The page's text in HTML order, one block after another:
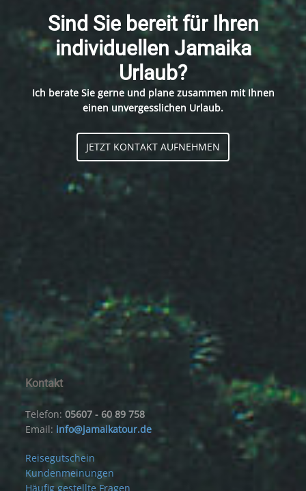
Sind Sie bereit für Ihren
individuellen Jamaika
Urlaub?
Ich berate Sie gerne und plane zusammen mit Ihnen
einen unvergesslichen Urlaub.
JETZT KONTAKT AUFNEHMEN
Kontakt
Telefon:05607 - 60 89 758
Email: info@jamaikatour.de
Reisegutschein
Kundenmeinungen
Häufig gestellte Fragen